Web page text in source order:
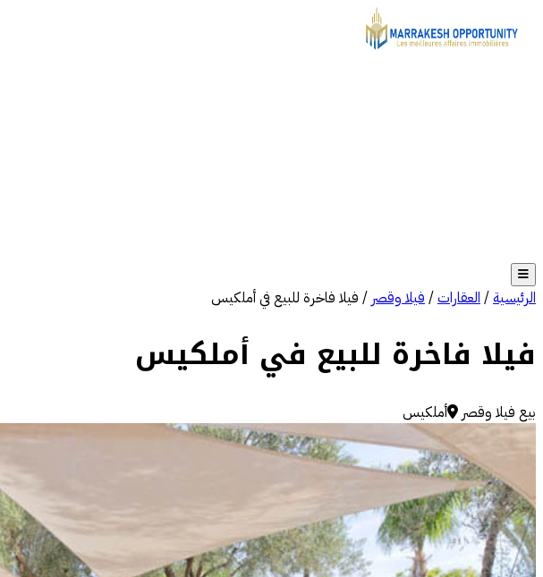
الرئيسية/العقارات/فيلا وقصر / فيلا فاخرة للبيع في أملكيس
فيلا فاخرة للبيع في أملكيس
بيع فيلا وقصر أملكيس